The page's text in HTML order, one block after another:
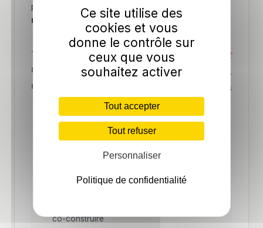
premiers utilisateurs payants.
Une architecture
moderne, prête à encaisser la croissance.
TICKET 50 à 150k €
DURÉE MVP 8 à 12 sem.
RÉFÉRENCE Cortex OS
C'EST POUR VOUS SI
Vous avez validé un besoin marché mais
pas encore le produit
Vous voulez un MVP fonctionnel plutôt
co-construire
Ce site utilise des
cookies et vous
donne le contrôle sur
ceux que vous
souhaitez activer
Tout accepter
Tout refuser
Personnaliser
Politique de confidentialité